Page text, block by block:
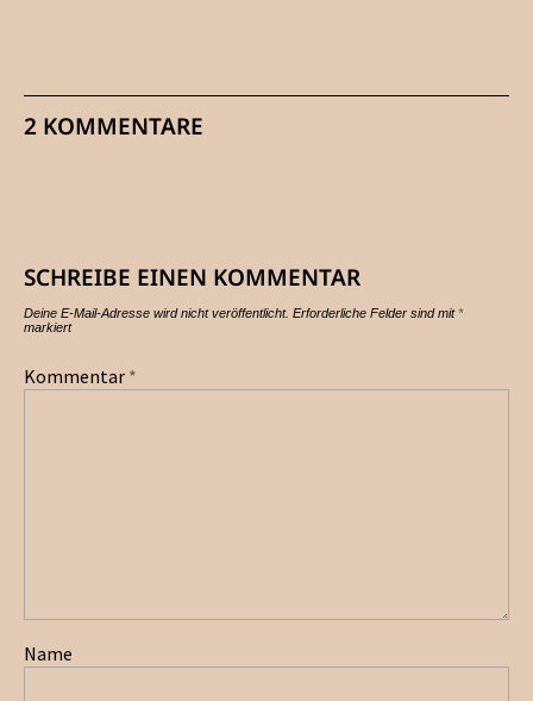
2 KOMMENTARE
SCHREIBE EINEN KOMMENTAR
Deine E-Mail-Adresse wird nicht veröffentlicht. Erforderliche Felder sind mit*
markiert
Kommentar *
Name